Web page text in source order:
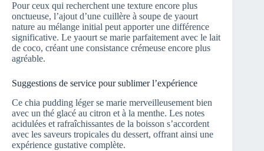
Pour ceux qui recherchent une texture encore plus
onctueuse, l’ajout d’une cuillère à soupe de yaourt
nature au mélange initial peut apporter une différence
significative. Le yaourt se marie parfaitement avec le lait
de coco, créant une consistance crémeuse encore plus
agréable.
Suggestions de service pour sublimer l’expérience
Ce chia pudding léger se marie merveilleusement bien
avec un thé glacé au citron et à la menthe. Les notes
acidulées et rafraîchissantes de la boisson s’accordent
avec les saveurs tropicales du dessert, offrant ainsi une
expérience gustative complète.